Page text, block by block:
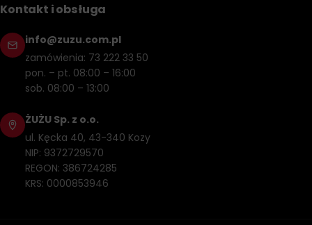
Kontakt i obsługa
info@zuzu.com.pl
zamówienia: 73 222 33 50
pon. – pt. 08:00 – 16:00
sob. 08:00 – 13:00
ŻUŻU Sp. z o.o.
ul. Kęcka 40, 43-340 Kozy
NIP: 9372729570
REGON: 386724285
KRS: 0000853946